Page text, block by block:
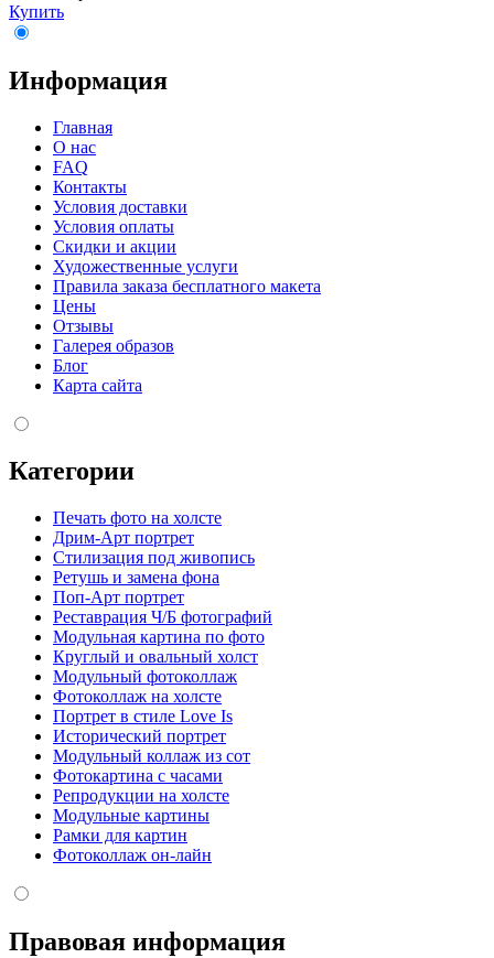
Купить
Информация
Главная
О нас
FAQ
Контакты
Условия доставки
Условия оплаты
Скидки и акции
Художественные услуги
Правила заказа бесплатного макета
Цены
Отзывы
Галерея образов
Блог
Карта сайта
Категории
Печать фото на холсте
Дрим-Арт портрет
Стилизация под живопись
Ретушь и замена фона
Поп-Арт портрет
Реставрация Ч/Б фотографий
Модульная картина по фото
Круглый и овальный холст
Модульный фотоколлаж
Фотоколлаж на холсте
Портрет в стиле Love Is
Исторический портрет
Модульный коллаж из сот
Фотокартина с часами
Репродукции на холсте
Модульные картины
Рамки для картин
Фотоколлаж он-лайн
Правовая информация